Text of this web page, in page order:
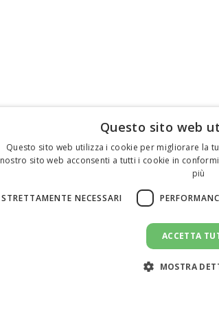
Questo sito web
Questo sito web utilizza i cookie per migliorare la
nostro sito web acconsenti a tutti i cookie in
più
STRETTAMENTE NECESSARI
ACCETTA
MOSTRA